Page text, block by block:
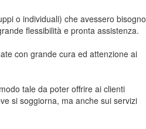
o individuali) che avessero bisogno
flessibilità e pronta assistenza.
con grande cura ed attenzione ai
tale da poter offrire ai clienti
si soggiorna, ma anche sui servizi